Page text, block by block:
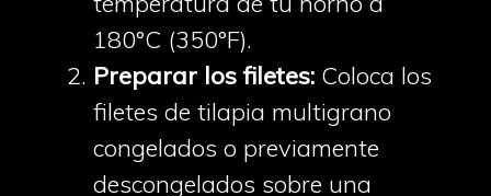
180°C (350°F).
Preparar los filetes: Coloca los
filetes de tilapia multigrano
congelados o previamente
descongelados sobre una